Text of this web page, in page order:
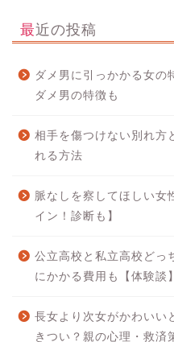
最近の投稿
ダメ男に引っかかる女の
ダメ男の特徴も
相手を傷つけない別れ方
れる方法
脈なしを察してほしい女
イン！診断も】
公立高校と私立高校どっ
にかかる費用も【体験談】
長女より次女がかわいい
きつい？親の心理・救済